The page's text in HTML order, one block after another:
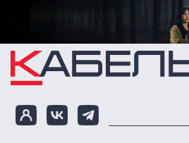
Перейти к основному содержанию